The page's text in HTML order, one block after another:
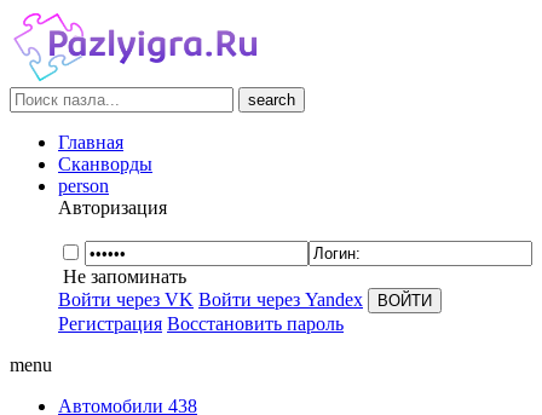
search
Главная
Сканворды
person
Авторизация
Не запоминать
Войти через VK Войти через Yandex
Регистрация Восстановить пароль
menu
Автомобили 438